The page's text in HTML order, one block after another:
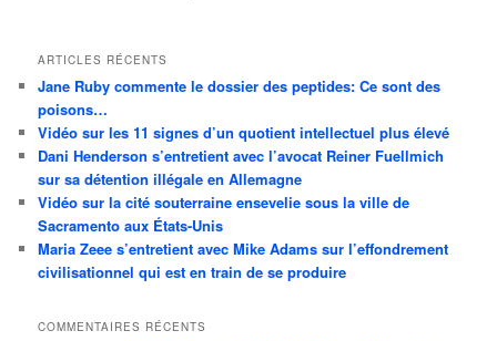
ARTICLES RÉCENTS
Jane Ruby commente le dossier des peptides: Ce sont des
poisons…
Vidéo sur les 11 signes d’un quotient intellectuel plus élevé
Dani Henderson s’entretient avec l’avocat Reiner Fuellmich
sur sa détention illégale en Allemagne
Vidéo sur la cité souterraine ensevelie sous la ville de
Sacramento aux États-Unis
Maria Zeee s’entretient avec Mike Adams sur l’effondrement
civilisationnel qui est en train de se produire
COMMENTAIRES RÉCENTS